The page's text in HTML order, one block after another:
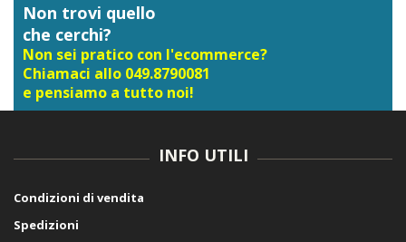
Non trovi quello
che cerchi?
Non sei pratico con l'ecommerce?
Chiamaci allo 049.8790081
e pensiamo a tutto noi!
INFO UTILI
Condizioni di vendita
Spedizioni